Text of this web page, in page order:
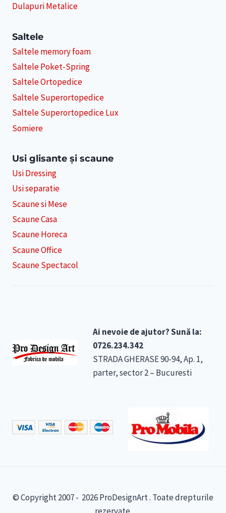
Dulapuri Metalice
Saltele
Saltele memory foam
Saltele Poket-Spring
Saltele Ortopedice
Saltele Superortopedice
Saltele Superortopedice Lux
Somiere
Usi glisante și scaune
Usi Dressing
Usi separatie
Scaune si Mese
Scaune Casa
Scaune Horeca
Scaune Office
Scaune Spectacol
Ai nevoie de ajutor? Sună la:
0726.234.342
STRADA GHERASE 90-94, Ap. 1,
parter, sector 2 – Bucuresti
© Copyright 2007 - 2026 ProDesignArt . Toate drepturile